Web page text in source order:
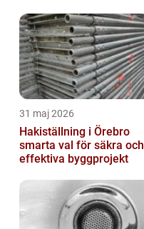
31 maj 2026
Hakiställning i Örebro
smarta val för säkra och
effektiva byggprojekt